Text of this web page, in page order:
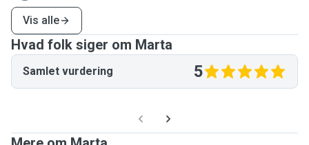
Vis alle
Hvad folk siger om Marta
Samlet vurdering 5